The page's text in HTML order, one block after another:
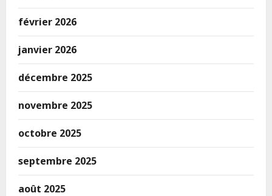
février 2026
janvier 2026
décembre 2025
novembre 2025
octobre 2025
septembre 2025
août 2025